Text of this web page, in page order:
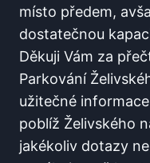
místo předem,
dostatečnou
Děkuji Vám za
Parkování
užitečné
poblíž Želivského
jakékoliv dotazy